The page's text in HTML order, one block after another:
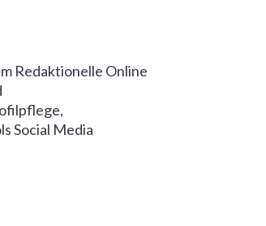
Redaktionelle Online
Social Media